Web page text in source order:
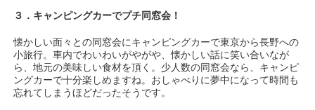
３．キャンピングカーでプチ同窓会！
懐かしい面々との同窓会にキャンピングカーで東京から長野への
小旅行。車内でわいわいがやがや、懐かしい話に笑い合いなが
ら、地元の美味しい食材を頂く。少人数の同窓会なら、キャンピ
ングカーで十分楽しめますね。おしゃべりに夢中になって時間も
忘れてしまうほどだったそうです。